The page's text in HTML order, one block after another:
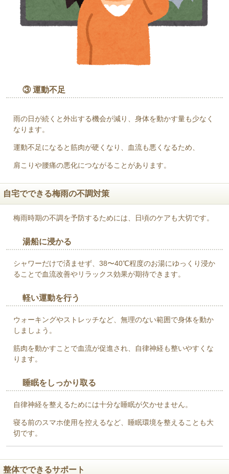
③ 運動不足
雨の日が続くと外出する機会が減り、身体を動かす量も少なく
なります。
運動不足になると筋肉が硬くなり、血流も悪くなるため、
肩こりや腰痛の悪化につながることがあります。
自宅でできる梅雨の不調対策
梅雨時期の不調を予防するためには、日頃のケアも大切です。
湯船に浸かる
シャワーだけで済ませず、38〜40℃程度のお湯にゆっくり浸か
ることで血流改善やリラックス効果が期待できます。
軽い運動を行う
ウォーキングやストレッチなど、無理のない範囲で身体を動か
しましょう。
筋肉を動かすことで血流が促進され、自律神経も整いやすくな
ります。
睡眠をしっかり取る
自律神経を整えるためには十分な睡眠が欠かせません。
寝る前のスマホ使用を控えるなど、睡眠環境を整えることも大
切です。
整体でできるサポート